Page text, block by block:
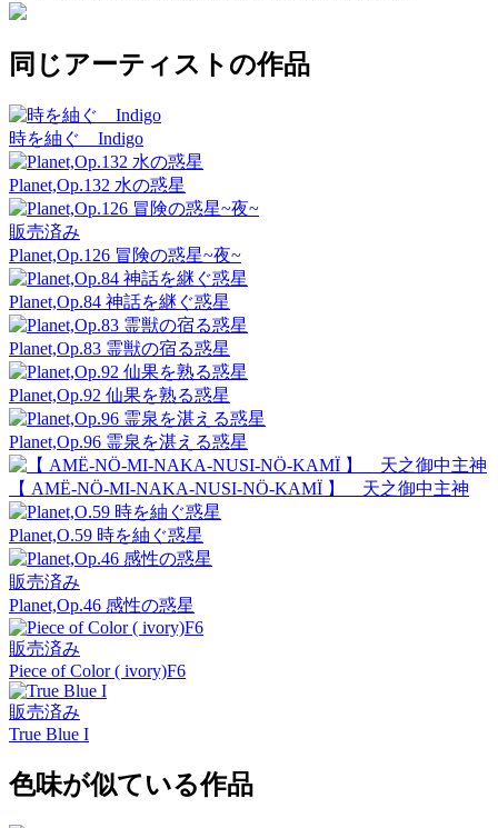
同じアーティストの作品
時を紬ぐ Indigo
Planet,Op.132 水の惑星
販売済み
Planet,Op.126 冒険の惑星~夜~
Planet,Op.84 神話を継ぐ惑星
Planet,Op.83 霊獣の宿る惑星
Planet,Op.92 仙果を熟る惑星
Planet,Op.96 霊泉を湛える惑星
【 AMË-NÖ-MI-NAKA-NUSI-NÖ-KAMÏ 】 天之御中主神
Planet,O.59 時を紬ぐ惑星
販売済み
Planet,Op.46 感性の惑星
販売済み
Piece of Color ( ivory)F6
販売済み
True Blue I
色味が似ている作品